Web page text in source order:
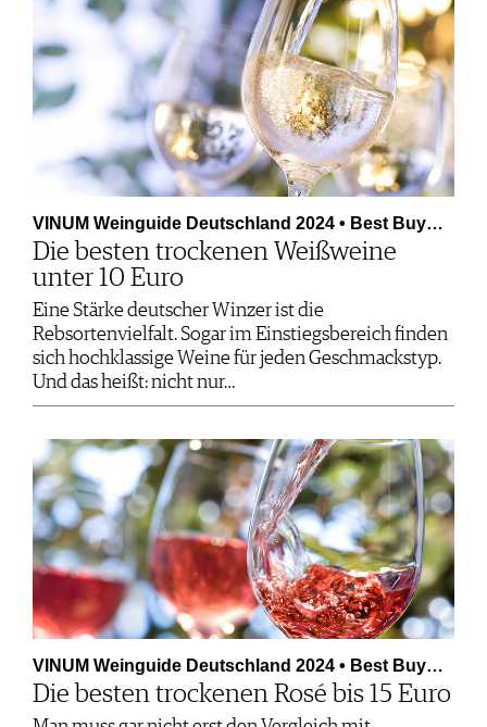
VINUM Weinguide Deutschland 2024 • Best Buy…
Die besten trockenen Weißweine
unter 10 Euro
Eine Stärke deutscher Winzer ist die
Rebsortenvielfalt. Sogar im Einstiegsbereich finden
sich hochklassige Weine für jeden Geschmackstyp.
Und das heißt: nicht nur…
VINUM Weinguide Deutschland 2024 • Best Buy…
Die besten trockenen Rosé bis 15 Euro